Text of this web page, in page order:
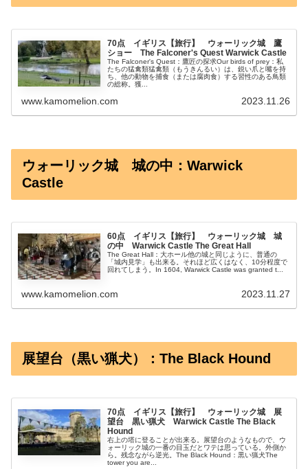
70点 イギリス【旅行】 ウォーリック城 鷹
ショー The Falconer's Quest Warwick Castle
The Falconer's Quest：鷹匠の探求Our birds of prey：私
たちの猛禽類猛禽類（もうきんるい）は、鋭い爪と嘴を持
ち、他の動物を捕食（または腐肉食）する習性のある鳥類
の総称。獲...
www.kamomelion.com 2023.11.26
ウォーリック城 城の中：Warwick
Castle
60点 イギリス【旅行】 ウォーリック城 城
の中 Warwick Castle The Great Hall
The Great Hall：大ホール他の城と同じように、普通の
「城内見学」も出来る。それほど広くはなく、10分程度で
回れてしまう。In 1604, Warwick Castle was granted t...
www.kamomelion.com 2023.11.27
展望台（黒い猟犬）：The Black Hound
70点 イギリス【旅行】 ウォーリック城 展
望台 黒い猟犬 Warwick Castle The Black
Hound
右上の塔に登ることが出来る。展望台のようなもので、ウ
ォーリック城の一番の目玉だとワテは思っている。外側か
ら。残念ながら逆光。The Black Hound：黒い猟犬The
tower you are...